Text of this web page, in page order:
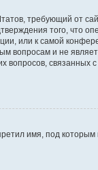
требующий от
того, что
или к самой
вопросам и не
вопросов, связанных
имя, под